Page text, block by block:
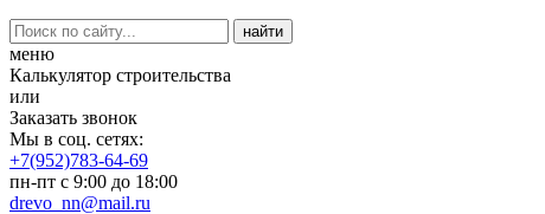
меню
Калькулятор строительства
или
Заказать звонок
Мы в соц. сетях:
+7(952)783-64-69
пн-пт с 9:00 до 18:00
drevo_nn@mail.ru